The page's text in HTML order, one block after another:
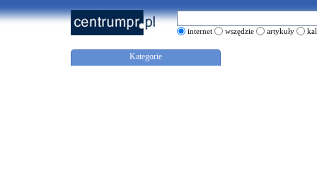
internet wszędzie artykuły
Kategorie